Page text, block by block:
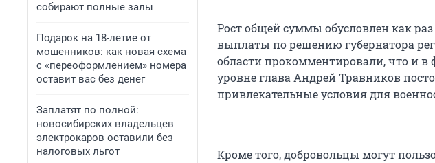
собирают полные залы
Подарок на 18-летие от
мошенников: как новая схема
с «переоформлением» номера
оставит вас без денег
Заплатят по полной:
новосибирских владельцев
электрокаров оставили без
налоговых льгот
Рост общей суммы обусловлен как
выплаты по решению губернатора
области прокомментировали, что и в
уровне глава Андрей Травников
привлекательные условия для
Кроме того, добровольцы могут